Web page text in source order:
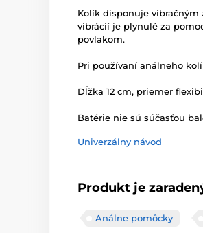
Kolík disponuje vibračným
vibrácií je plynulé za
povlakom.
Pri používaní análneho
Dĺžka 12 cm, priemer
Batérie nie sú súčasťou
Univerzálny návod
Produkt je
Análne pomôcky